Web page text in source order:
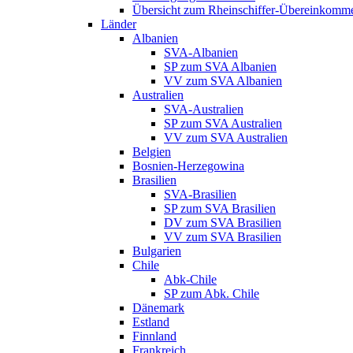
Übersicht zum Rheinschiffer-
Länder
Albanien
SVA-Albanien
SP zum SVA Albanien
VV zum SVA Albanien
Australien
SVA-Australien
SP zum SVA Australien
VV zum SVA Australien
Belgien
Bosnien-Herzegowina
Brasilien
SVA-Brasilien
SP zum SVA Brasilien
DV zum SVA Brasilien
VV zum SVA Brasilien
Bulgarien
Chile
Abk-Chile
SP zum Abk. Chile
Dänemark
Estland
Finnland
Frankreich